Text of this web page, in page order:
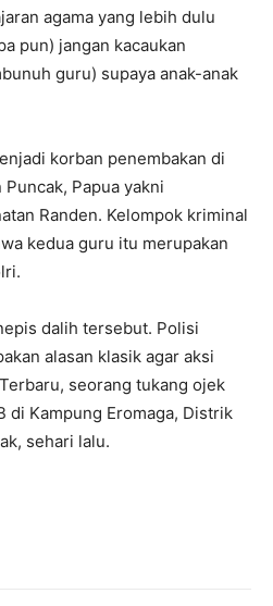
agama yang lebih dulu
pun) jangan kacaukan
guru) supaya anak-anak
korban penembakan di
Papua yakni
Randen. Kelompok kriminal
kedua guru itu merupakan
dalih tersebut. Polisi
alasan klasik agar aksi
seorang tukang ojek
di Kampung Eromaga, Distrik
sehari lalu.